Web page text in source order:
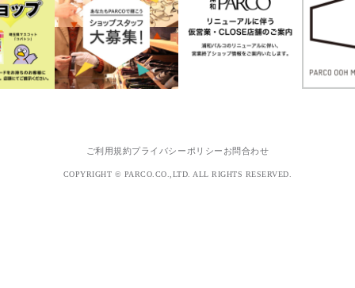
ご利用規約プライバシーポリシー お問合わせ
COPYRIGHT © PARCO.CO.,LTD. ALL RIGHTS RESERVED.